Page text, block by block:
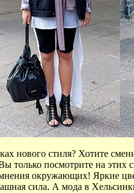
нового стиля? Хотите
только посмотрите на
окружающих! Яркие
сила. А мода в